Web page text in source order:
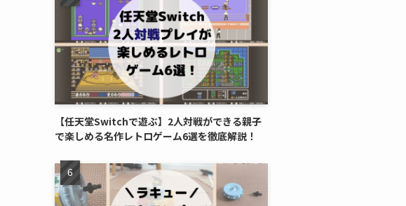
【任天堂Switchで遊ぶ】2人対戦ができる親子
で楽しめる名作レトロゲーム6選を徹底解説！